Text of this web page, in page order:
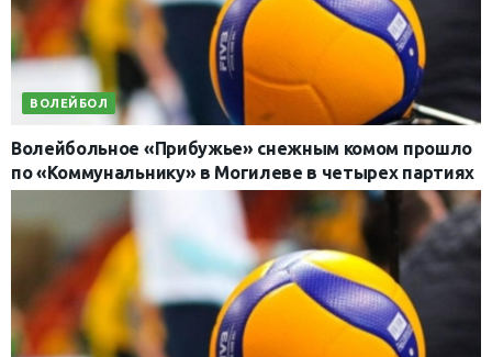
ВОЛЕЙБОЛ
Волейбольное «Прибужье» снежным комом прошло
по «Коммунальнику» в Могилеве в четырех партиях